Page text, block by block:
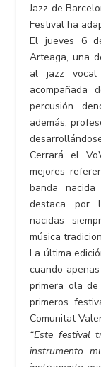
Jazz de
Festival ha
El jueves 6
Arteaga, una
al jazz
acompañada
percusión
además,
Cerrará el
mejores
banda
destaca por
nacidas
música
La última
cuando
primera ola
primeros
Comunitat
“Este festival
instrumento